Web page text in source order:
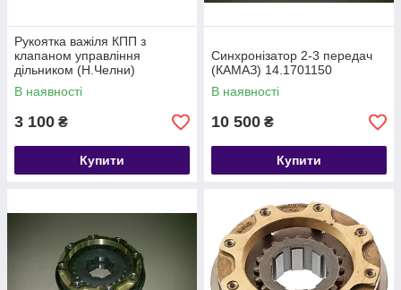
Рукоятка важіля КПП з
клапаном управління
дільником (Н.Челни)
В наявності
3 100 ₴
Купити
Синхронізатор 2-3 передач
(КАМАЗ) 14.1701150
В наявності
10 500 ₴
Купити